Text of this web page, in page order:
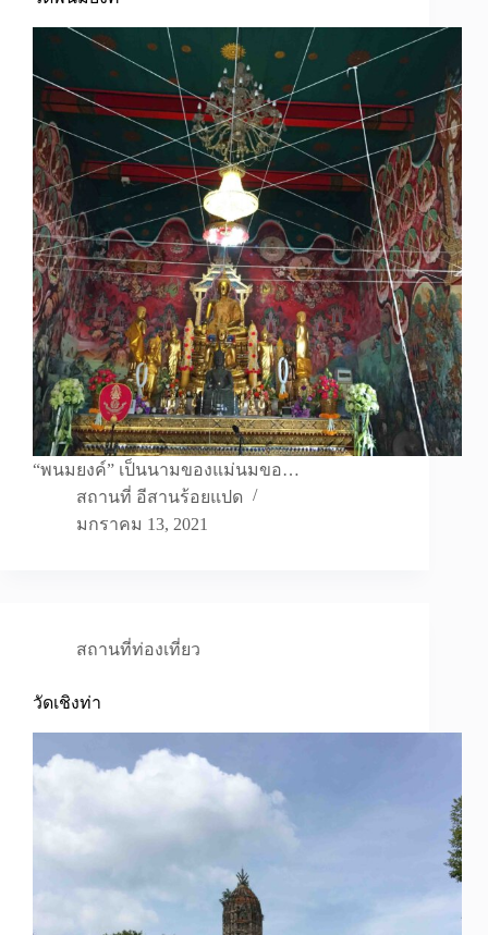
“พนมยงค์” เป็นนามของแม่นมขอ…
สถานที่ อีสานร้อยแปด
มกราคม 13, 2021
สถานที่ท่องเที่ยว
วัดเชิงท่า